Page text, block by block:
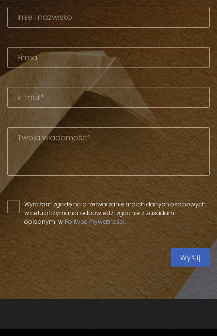
Please leave this field empty.
Wyrażam zgodę na przetwarzanie moich danych osobowych
w celu otrzymania odpowiedzi zgodnie z zasadami
opisanymi w Polityce Prywatności.